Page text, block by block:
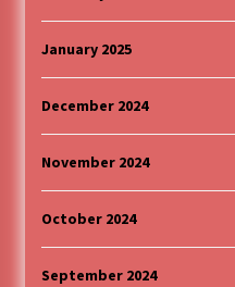
January 2025
December 2024
November 2024
October 2024
September 2024